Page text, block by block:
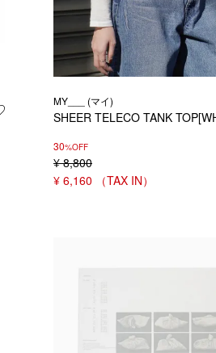
お気に入りに登録する
MY___ (マイ)
SHEER TELECO TANK
30%OFF
¥ 8,800
¥ 6,160